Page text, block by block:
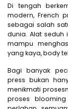
Di tengah
modern, French
sebagai salah
dunia. Alat seduh
mampu
yang kaya, body
Bagi banyak
press bukan
menikmati
proses